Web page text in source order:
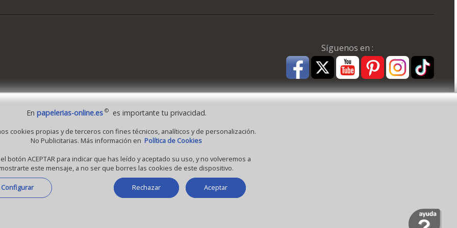
Síguenos en :
- 2026 Grupo Selfpaper. Todos los derechos reservados
online.es, y las webs de ©gruposelfpaper.org están gestionadas, y son propiedad de :
Self-Paper, S.L. - C.I.F. B97233654, inscrita en el Registro Mercantil de Valencia ( España ) CEE:
Tomo 7263, Libro 4565, Folio 1, Sección 8, Hoja V-85203.
En papelerias-online.es©es importante tu privacidad.
cookies propias y de terceros con fines técnicos, analíticos y de personalización.
No Publicitarias. Más información enPolítica de Cookies
botón ACEPTAR para indicar que has leído y aceptado su uso, y no volveremos a
mostrarte este mensaje, a no ser que borres las cookies de este dispositivo.
Rechazar Aceptar
Configurar